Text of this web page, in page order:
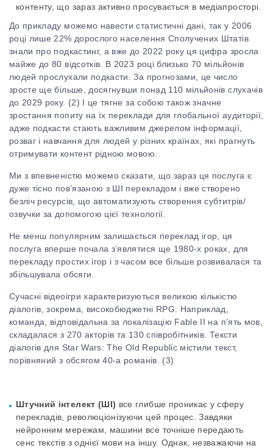
контенту, що зараз активно просувається в медіапросторі.
До прикладу можемо навести статистичні дані, так у 2006
році лише 22% дорослого населення Сполучених Штатів
знали про подкастинг, а вже до 2022 року ця цифра зросла
майже до 80 відсотків. В 2023 році близько 70 мільйонів
людей прослухали подкасти. За прогнозами, це число
зросте ще більше, досягнувши понад 110 мільйонів слухачів
до 2029 року. (2) І це тягне за собою також значне
зростання попиту на їх переклади для глобальної аудиторії,
адже подкасти стають важливим джерелом інформації,
розваг і навчання для людей у різних країнах, які прагнуть
отримувати контент рідною мовою.
Ми з впевненістю можемо сказати, що зараз ця послуга є
дуже тісно пов’язаною з ШІ перекладом і вже створено
безліч ресурсів, що автоматизують створення субтитрів/
озвучки за допомогою цієї технології.
Не менш популярним залишається переклад ігор, ця
послуга вперше почала з’являтися ще 1980-х роках, для
перекладу простих ігор і з часом все більше розвивалася та
збільшувала обсяги.
Сучасні відеоігри характеризуються великою кількістю
діалогів, зокрема, високобюджетні RPG. Наприклад,
команда, відповідальна за локалізацію Fable II на п’ять мов,
складалася з 270 акторів та 130 співробітників. Тексти
діалогів для Star Wars: The Old Republic містили текст,
порівняний з обсягом 40-а романів. (3)
Штучний інтелект (ШІ) все глибше проникає у сферу
перекладів, революціонізуючи цей процес. Завдяки
нейронним мережам, машини все точніше передають
сенс текстів з однієї мови на іншу. Однак, незважаючи на